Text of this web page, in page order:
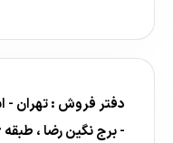
دفتر فروش : تهران -
- برج نگین رضا ، طبقه 16 شمالی، واحد 1602